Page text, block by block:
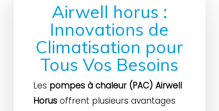
Airwell horus :
Innovations de
Climatisation pour
Tous Vos Besoins
Les pompes à chaleur (PAC) Airwell
Horus offrent plusieurs avantages